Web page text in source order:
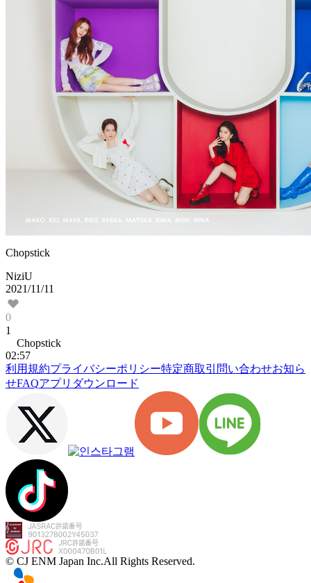
Chopstick
NiziU
2021/11/11
0
1
Chopstick
02:57
利用規約プライバシーポリシー特定商取引 問い合わせお知ら
せFAQアプリダウンロード
© CJ ENM Japan Inc.All Rights Reserved.